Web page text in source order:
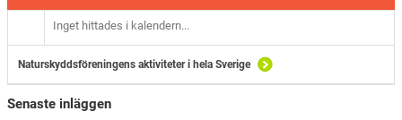
Inget hittades i kalendern...
Naturskyddsföreningens aktiviteter i hela Sverige
Senaste inläggen